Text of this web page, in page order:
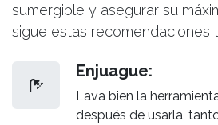
sumergible y asegurar su
sigue estas recomendaciones
Enjuague:
Lava bien la
después de usarla,